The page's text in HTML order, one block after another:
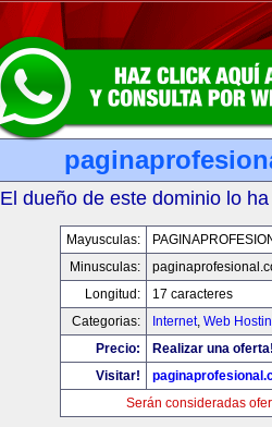
El dueño de este dominio lo
Mayusculas:
Minusculas:
Longitud:
17 caracteres
Categorias:
Internet, Web
Precio:
Realizar una
Visitar!
Serán consideradas